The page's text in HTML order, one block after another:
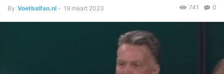
By Voetbalfan.nl - 19 maart 2023 0
741